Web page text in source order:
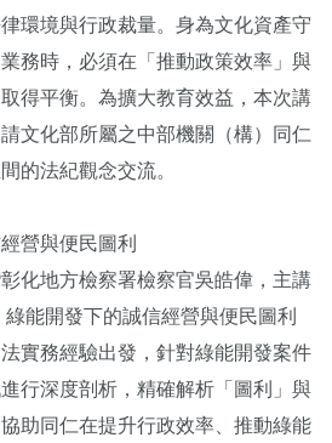
環境與行政裁量。身為文化資產守
務時，必須在「推動政策效率」與
得平衡。為擴大教育效益，本次講
文化部所屬之中部機關（構）同仁
的法紀觀念交流。
營與便民圖利
化地方檢察署檢察官吳皓偉，主講
綠能開發下的誠信經營與便民圖利
實務經驗出發，針對綠能開發案件
行深度剖析，精確解析「圖利」與
助同仁在提升行政效率、推動綠能